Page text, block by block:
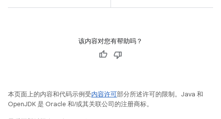
该内容对您有帮助吗？
本页面上的内容和代码示例受内容许可部分所述许可的限制。Java 和
OpenJDK 是 Oracle 和/或其关联公司的注册商标。